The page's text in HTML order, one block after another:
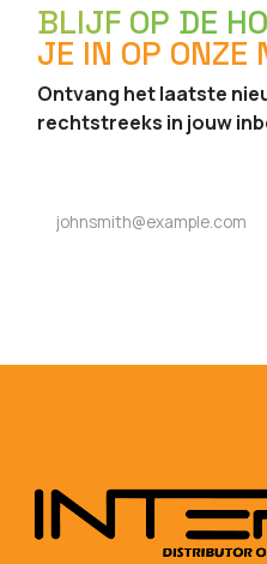
BLIJF OP DE
JE IN OP ONZE
Ontvang het laatste
rechtstreeks in jouw